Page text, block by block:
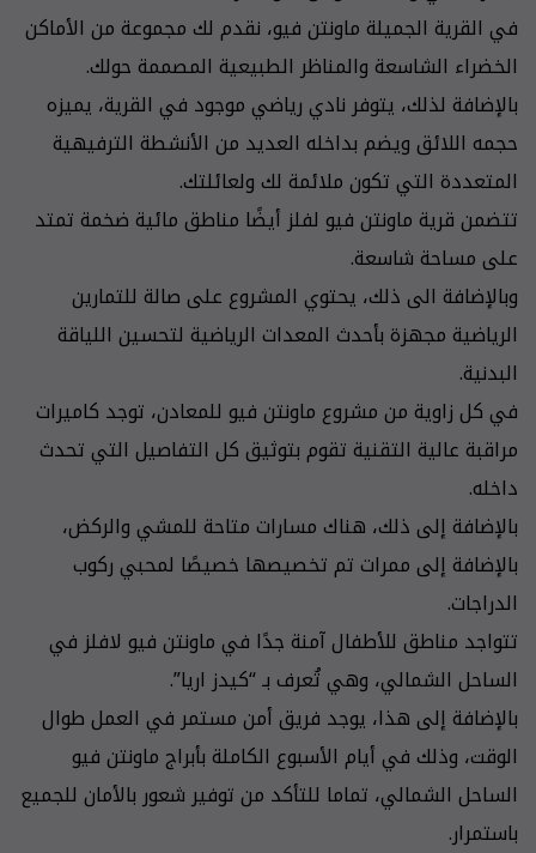
في القرية الجميلة ماونتن فيو، نقدم لك مجموعة من الأماكن
الخضراء الشاسعة والمناظر الطبيعية المصممة حولك.
بالإضافة لذلك، يتوفر نادي رياضي موجود في القرية، يميزه
حجمه اللائق ويضم بداخله العديد من الأنشطة الترفيهية
المتعددة التي تكون ملائمة لك ولعائلتك.
تتضمن قرية ماونتن فيو لفلز أيضًا مناطق مائية ضخمة تمتد
على مساحة شاسعة.
وبالإضافة الى ذلك، يحتوي المشروع على صالة للتمارين
الرياضية مجهزة بأحدث المعدات الرياضية لتحسين اللياقة
البدنية.
في كل زاوية من مشروع ماونتن فيو للمعادن، توجد كاميرات
مراقبة عالية التقنية تقوم بتوثيق كل التفاصيل التي تحدث
داخله.
بالإضافة إلى ذلك، هناك مسارات متاحة للمشي والركض،
بالإضافة إلى ممرات تم تخصيصها خصيصًا لمحبي ركوب
الدراجات.
تتواجد مناطق للأطفال آمنة جدًا في ماونتن فيو لافلز في
الساحل الشمالي، وهي تُعرف بـ “كيدز اريا”.
بالإضافة إلى هذا، يوجد فريق أمن مستمر في العمل طوال
الوقت، وذلك في أيام الأسبوع الكاملة بأبراج ماونتن فيو
الساحل الشمالي، تماما للتأكد من توفير شعور بالأمان للجميع
باستمرار.